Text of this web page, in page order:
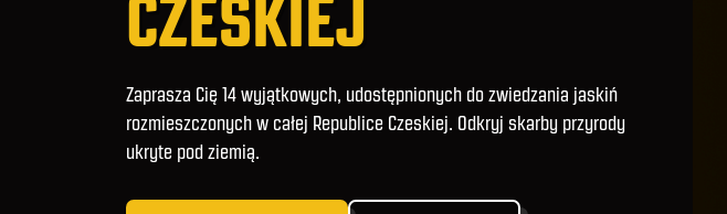
CZESKIEJ
Zaprasza Cię 14 wyjątkowych, udostępnionych do zwiedzania jaskiń
rozmieszczonych w całej Republice Czeskiej. Odkryj skarby przyrody
ukryte pod ziemią.